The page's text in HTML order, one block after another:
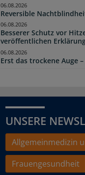
Reversible
06.08.2026
Besserer Schutz vor
veröffentlichen
06.08.2026
Erst das trockene Auge
06.08.2026
UNSERE
Allgemeinmedizin
Frauengesundheit